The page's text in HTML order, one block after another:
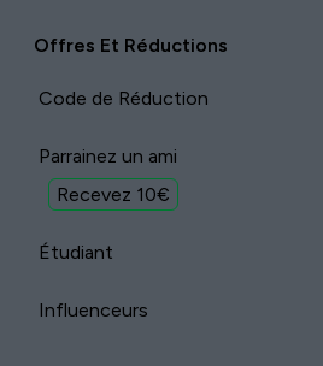
Offres Et Réductions
Code de Réduction
Parrainez un ami
Recevez 10€
Étudiant
Influenceurs